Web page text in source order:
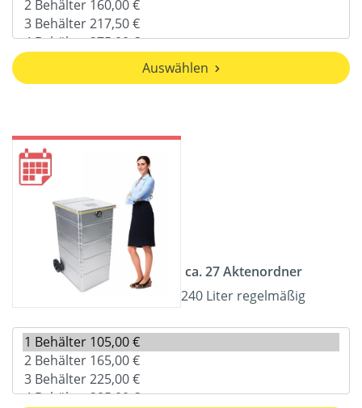
Auswählen
ca. 27 Aktenordner
240 Liter regelmäßig